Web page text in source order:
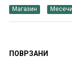
Магазин
ПОВРЗАНИ